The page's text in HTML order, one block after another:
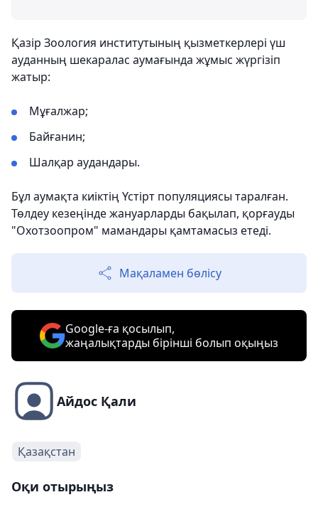
Қазір Зоология институтының қызметкерлері үш
ауданның шекаралас аумағында жұмыс жүргізіп
жатыр:
Мұғалжар;
Байғанин;
Шалқар аудандары.
Бұл аумақта киіктің Үстірт популяциясы таралған.
Төлдеу кезеңінде жануарларды бақылап, қорғауды
"Охотзоопром" мамандары қамтамасыз етеді.
Мақаламен бөлісу
Google-ға қосылып,
жаңалықтарды бірінші болып оқыңыз
Айдос Қали
Қазақстан
Оқи отырыңыз